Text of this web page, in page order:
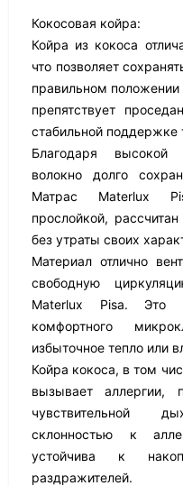
Кокосовая койра:
Койра из кокоса
что позволяет
правильном
препятствует
стабильной поддержке
Благодаря высокой
волокно долго
Матрас Materlux
прослойкой,
без утраты своих
Материал отлично
свободную
Materlux Pisa. Это
комфортного
избыточное тепло или
Койра кокоса, в том
вызывает аллергии,
чувствительной
склонностью к
устойчива к
раздражителей.